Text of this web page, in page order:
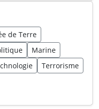
de Terre
Marine
Terrorisme